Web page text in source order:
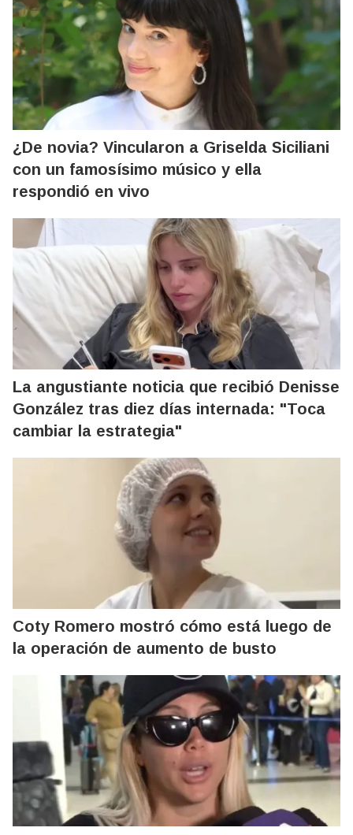
¿De novia? Vincularon a Griselda Siciliani
con un famosísimo músico y ella
respondió en vivo
La angustiante noticia que recibió Denisse
González tras diez días internada: "Toca
cambiar la estrategia"
Coty Romero mostró cómo está luego de
la operación de aumento de busto